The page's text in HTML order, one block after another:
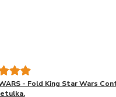
- Fold King Star Wars